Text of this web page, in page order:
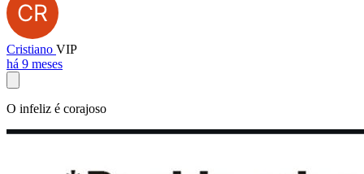
Cristiano VIP
há 9 meses
O infeliz é corajoso